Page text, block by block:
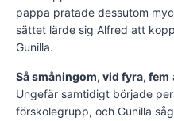
pappa pratade dessutom
sättet lärde sig Alfred att
Gunilla.
Så småningom, vid fyra, fem
Ungefär samtidigt började
förskolegrupp, och Gunilla